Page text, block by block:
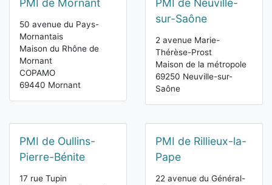
PMI de Mornant
50 avenue du Pays-
Mornantais
Maison du Rhône de
Mornant
COPAMO
69440 Mornant
PMI de Neuville-
sur-Saône
2 avenue Marie-
Thérèse-Prost
Maison de la métropole
69250 Neuville-sur-
Saône
PMI de Oullins-
Pierre-Bénite
17 rue Tupin
PMI de Rillieux-la-
Pape
22 avenue du Général-